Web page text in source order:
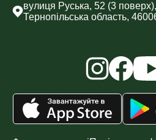
вулиця Руська, 52 (3
Тернопільська область,